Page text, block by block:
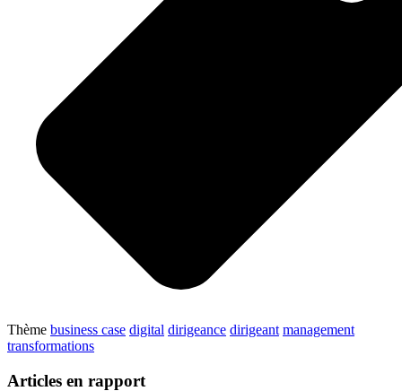
Thème business case digital dirigeance dirigeant management
transformations
Articles en rapport